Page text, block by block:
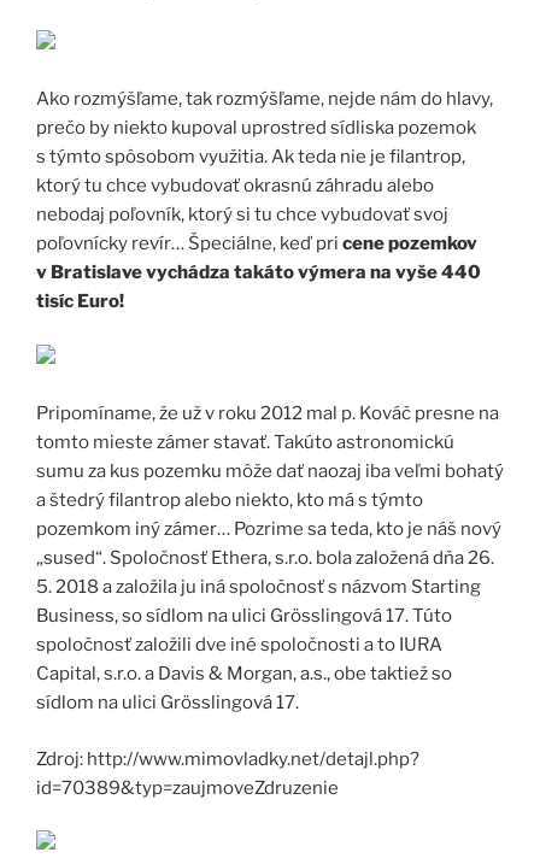
Ako rozmýšľame, tak rozmýšľame, nejde nám do hlavy,
prečo by niekto kupoval uprostred sídliska pozemok
s týmto spôsobom využitia. Ak teda nie je filantrop,
ktorý tu chce vybudovať okrasnú záhradu alebo
nebodaj poľovník, ktorý si tu chce vybudovať svoj
poľovnícky revír… Špeciálne, keď pri cene pozemkov
v Bratislave vychádza takáto výmera na vyše 440
tisíc Euro!
Pripomíname, že už v roku 2012 mal p. Kováč presne na
tomto mieste zámer stavať. Takúto astronomickú
sumu za kus pozemku môže dať naozaj iba veľmi bohatý
a štedrý filantrop alebo niekto, kto má s týmto
pozemkom iný zámer… Pozrime sa teda, kto je náš nový
„sused“. Spoločnosť Ethera, s.r.o. bola založená dňa 26.
5. 2018 a založila ju iná spoločnosť s názvom Starting
Business, so sídlom na ulici Grösslingová 17. Túto
spoločnosť založili dve iné spoločnosti a to IURA
Capital, s.r.o. a Davis & Morgan, a.s., obe taktiež so
sídlom na ulici Grösslingová 17.
Zdroj: http://www.mimovladky.net/detajl.php?
id=70389&typ=zaujmoveZdruzenie